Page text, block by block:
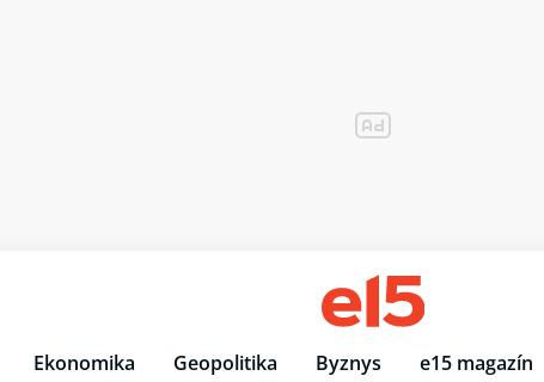
Ekonomika Geopolitika Byznys e15 magazín